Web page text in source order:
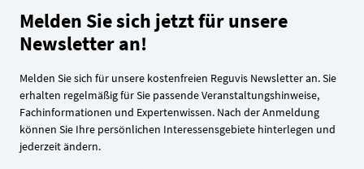
Melden Sie sich jetzt für unsere
Newsletter an!
Melden Sie sich für unsere kostenfreien Reguvis Newsletter an. Sie
erhalten regelmäßig für Sie passende Veranstaltungshinweise,
Fachinformationen und Expertenwissen. Nach der Anmeldung
können Sie Ihre persönlichen Interessensgebiete hinterlegen und
jederzeit ändern.